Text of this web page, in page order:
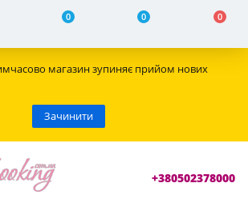
0 0 0
магазин зупиняє прийом нових
Зачинити
+380502378000